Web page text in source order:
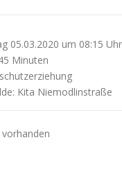
05.03.2020 um 08:15 Uhr
Minuten
Kita Niemodlinstraße